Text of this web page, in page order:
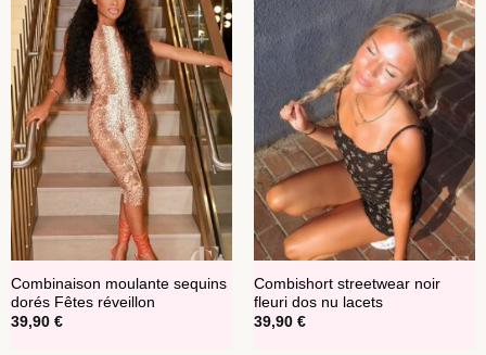
Combinaison moulante sequins
dorés Fêtes réveillon
39,90 €
Combishort streetwear noir
fleuri dos nu lacets
39,90 €